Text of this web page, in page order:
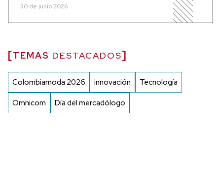
30 de junio 2026
TEMAS DESTACADOS
Colombiamoda 2026 innovación Tecnología
Omnicom Día del mercadólogo